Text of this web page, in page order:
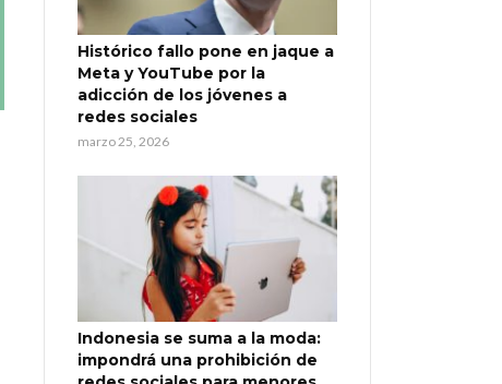
Histórico fallo pone en jaque a
Meta y YouTube por la
adicción de los jóvenes a
redes sociales
marzo 25, 2026
Indonesia se suma a la moda:
impondrá una prohibición de